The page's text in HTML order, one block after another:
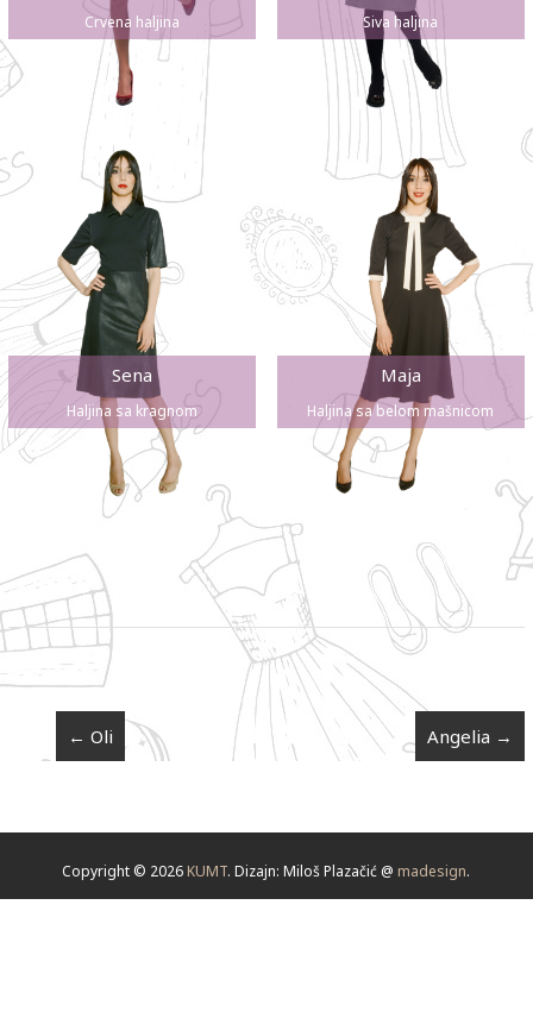
Crvena haljina Siva haljina
Sena
Haljina sa kragnom
Maja
Haljina sa belom mašnicom
← Oli Angelia →
Copyright © 2026 KUMT. Dizajn: Miloš Plazačić @ madesign.